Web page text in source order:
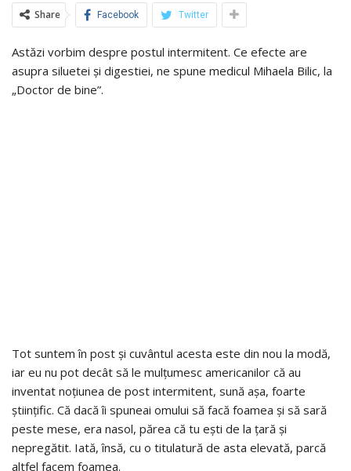
Share Facebook Twitter
Astăzi vorbim despre postul intermitent. Ce efecte are
asupra siluetei și digestiei, ne spune medicul Mihaela Bilic, la
„Doctor de bine”.
Tot suntem în post și cuvântul acesta este din nou la modă,
iar eu nu pot decât să le mulțumesc americanilor că au
inventat noțiunea de post intermitent, sună așa, foarte
științific. Că dacă îi spuneai omului să facă foamea și să sară
peste mese, era nasol, părea că tu ești de la țară și
nepregătit. Iată, însă, cu o titulatură de asta elevată, parcă
altfel facem foamea.